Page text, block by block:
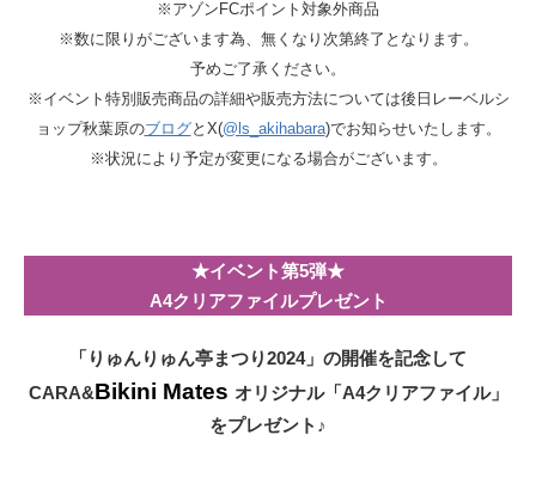
※アゾンFCポイント対象外商品
※数に限りがございます為、無くなり次第終了となります。
予めご了承ください。
※イベント特別販売商品の詳細や販売方法については後日レーベルシ
ョップ秋葉原のブログとX(@ls_akihabara)でお知らせいたします。
※状況により予定が変更になる場合がございます。
★イベント第5弾★
A4クリアファイルプレゼント
「りゅんりゅん亭まつり2024」の開催を記念して
CARA&Bikini Mates オリジナル「A4クリアファイル」
をプレゼント♪